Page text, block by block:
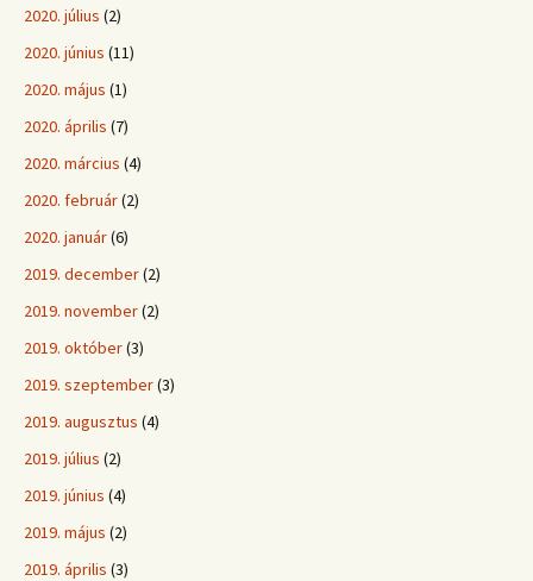
2020. július (2)
2020. június (11)
2020. május (1)
2020. április (7)
2020. március (4)
2020. február(2)
2020. január(6)
2019. december(2)
2019. november(2)
2019. október(3)
2019. szeptember(3)
2019. augusztus (4)
2019. július (2)
2019. június (4)
2019. május (2)
2019. április (3)